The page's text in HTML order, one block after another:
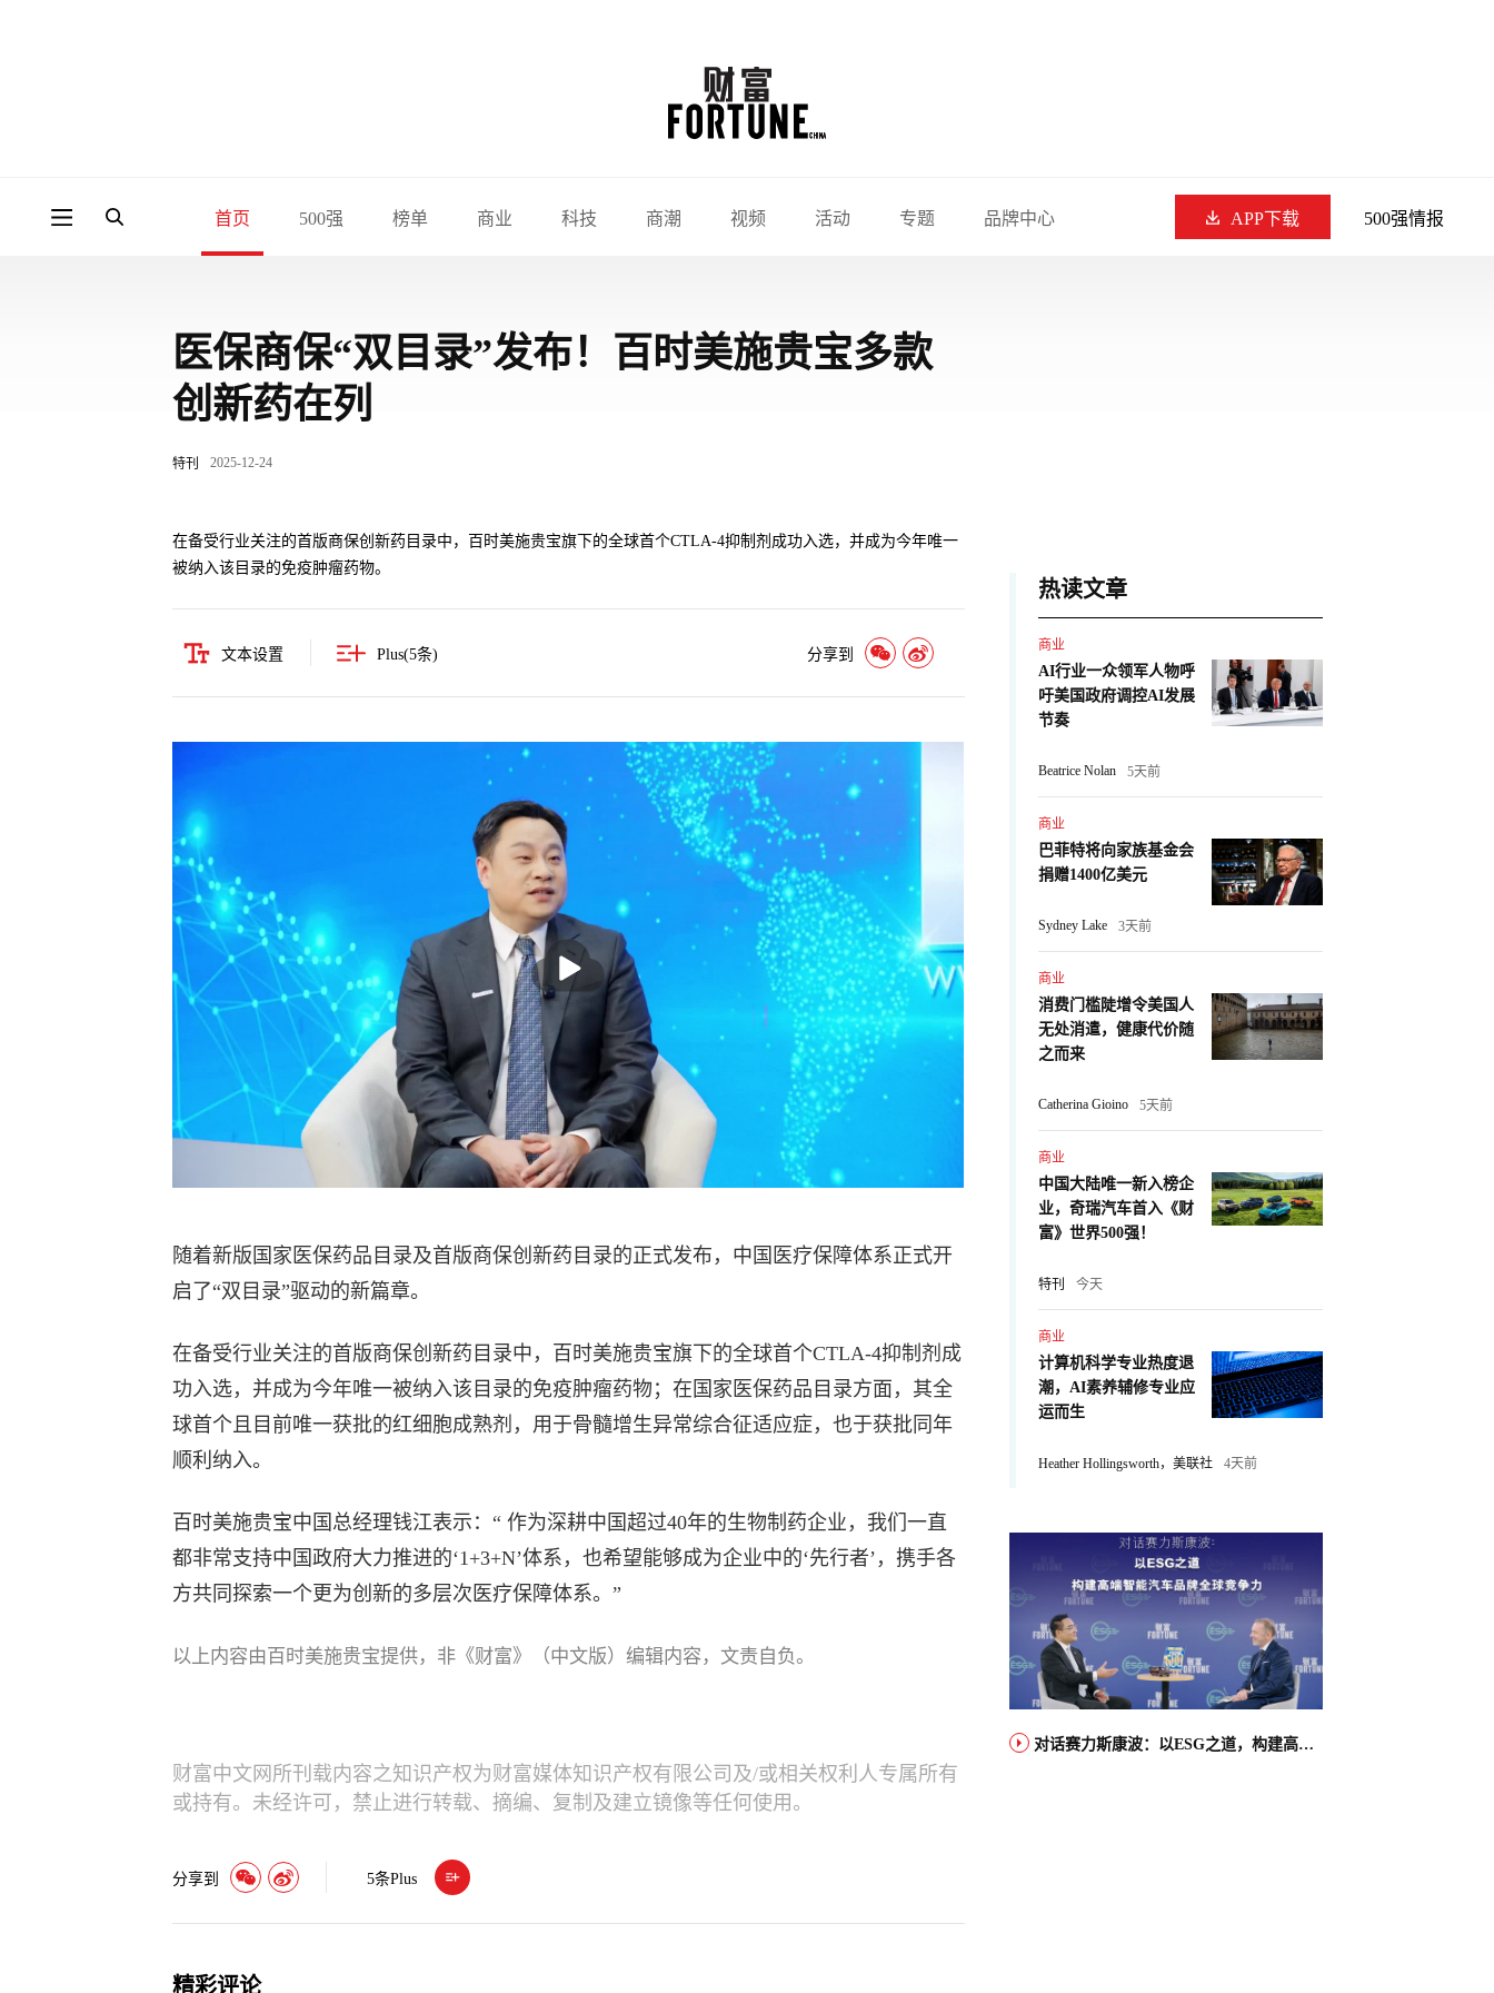
首页 500强 榜单 商业 科技 商潮 视频 活动 专题 品牌中心 APP下载 500强情报
医保商保“双目录”发布！百时美施贵宝多款
创新药在列
特刊 2025-12-24
在备受行业关注的首版商保创新药目录中，百时美施贵宝旗下的全球首个CTLA-4抑制剂成功入选，并成为今年唯一
被纳入该目录的免疫肿瘤药物。
文本设置 Plus(5条) 分享到
放
随着新版国家医保药品目录及首版商保创新药目录的正式发布，中国医疗保障体系正式开
启了“双目录”驱动的新篇章。
在备受行业关注的首版商保创新药目录中，百时美施贵宝旗下的全球首个CTLA-4抑制剂成
功入选，并成为今年唯一被纳入该目录的免疫肿瘤药物；在国家医保药品目录方面，其全
球首个且目前唯一获批的红细胞成熟剂，用于骨髓增生异常综合征适应症，也于获批同年
顺利纳入。
百时美施贵宝中国总经理钱江表示：“ 作为深耕中国超过40年的生物制药企业，我们一直
都非常支持中国政府大力推进的‘1+3+N’体系，也希望能够成为企业中的‘先行者’，携手各
方共同探索一个更为创新的多层次医疗保障体系。”
以上内容由百时美施贵宝提供，非《财富》（中文版）编辑内容，文责自负。
财富中文网所刊载内容之知识产权为财富媒体知识产权有限公司及/或相关权利人专属所有
或持有。未经许可，禁止进行转载、摘编、复制及建立镜像等任何使用。
分享到 5条Plus
精彩评论
热读文章
商业
AI行业一众领军人物呼
吁美国政府调控AI发展
节奏
Beatrice Nolan 5天前
商业
巴菲特将向家族基金会
捐赠1400亿美元
Sydney Lake 3天前
商业
消费门槛陡增令美国人
无处消遣，健康代价随
之而来
Catherina Gioino 5天前
商业
中国大陆唯一新入榜企
业，奇瑞汽车首入《财
富》世界500强！
特刊 今天
商业
计算机科学专业热度退
潮，AI素养辅修专业应
运而生
Heather Hollingsworth，美联社 4天前
对话赛力斯康波：以ESG之道，构建高端智能汽车品牌全球竞争力